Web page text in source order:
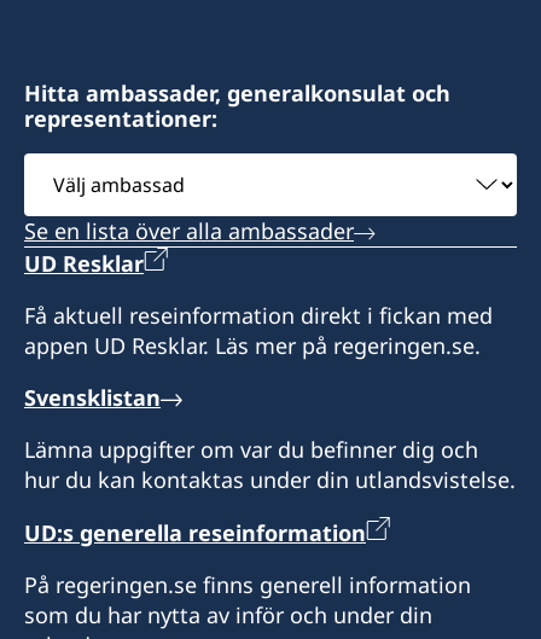
Hitta ambassader, generalkonsulat och
representationer:
Välj
ambassad
Se en lista över alla ambassader
UD Resklar
Få aktuell reseinformation direkt i fickan med
appen UD Resklar. Läs mer på regeringen.se.
Svensklistan
Lämna uppgifter om var du befinner dig och
hur du kan kontaktas under din utlandsvistelse.
UD:s generella reseinformation
På regeringen.se finns generell information
som du har nytta av inför och under din